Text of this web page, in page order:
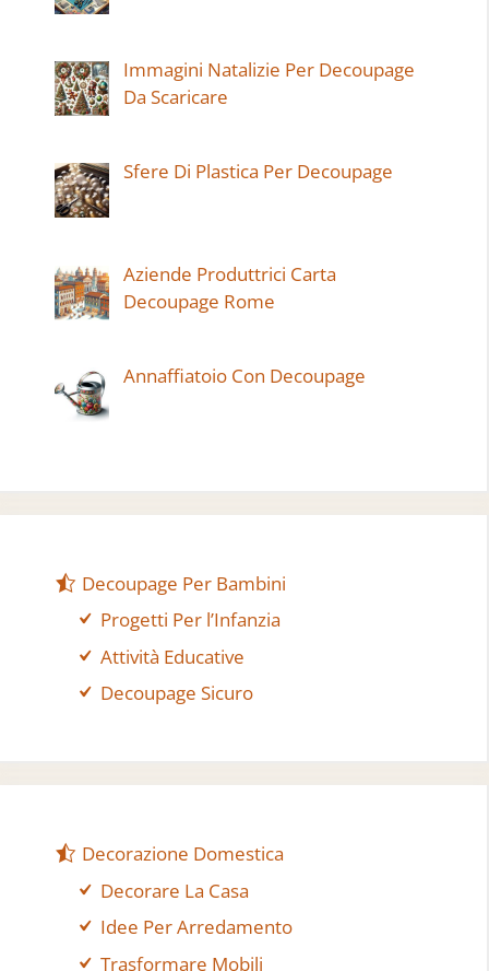
Immagini Natalizie Per Decoupage
Da Scaricare
Sfere Di Plastica Per Decoupage
Aziende Produttrici Carta
Decoupage Rome
Annaffiatoio Con Decoupage
Decoupage Per Bambini
Progetti Per l’Infanzia
Attività Educative
Decoupage Sicuro
Decorazione Domestica
Decorare La Casa
Idee Per Arredamento
Trasformare Mobili